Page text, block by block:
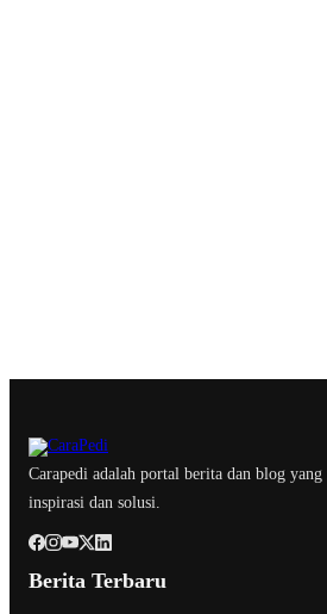
Carapedi adalah portal berita dan blog
inspirasi dan solusi.
Berita Terbaru